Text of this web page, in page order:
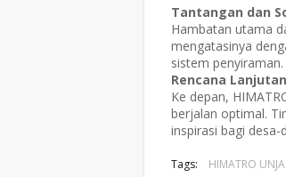
Tantangan dan
Hambatan utama
mengatasinya
sistem penyiraman.
Rencana Lanjutan
Ke depan,
berjalan optimal.
inspirasi bagi desa-
Tags: HIMATRO UNJA